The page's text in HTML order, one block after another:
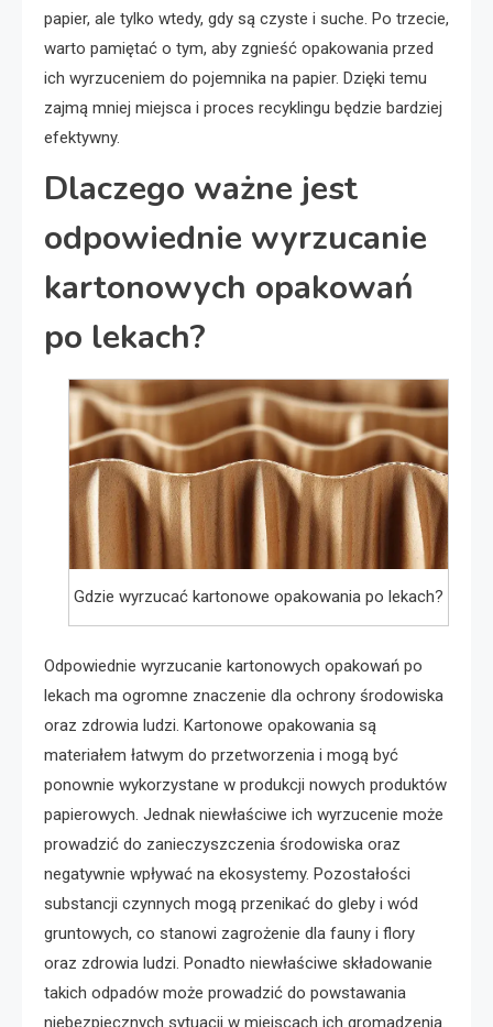
papier, ale tylko wtedy, gdy są czyste i suche. Po trzecie,
warto pamiętać o tym, aby zgnieść opakowania przed
ich wyrzuceniem do pojemnika na papier. Dzięki temu
zajmą mniej miejsca i proces recyklingu będzie bardziej
efektywny.
Dlaczego ważne jest
odpowiednie wyrzucanie
kartonowych opakowań
po lekach?
Gdzie wyrzucać kartonowe opakowania po lekach?
Odpowiednie wyrzucanie kartonowych opakowań po
lekach ma ogromne znaczenie dla ochrony środowiska
oraz zdrowia ludzi. Kartonowe opakowania są
materiałem łatwym do przetworzenia i mogą być
ponownie wykorzystane w produkcji nowych produktów
papierowych. Jednak niewłaściwe ich wyrzucenie może
prowadzić do zanieczyszczenia środowiska oraz
negatywnie wpływać na ekosystemy. Pozostałości
substancji czynnych mogą przenikać do gleby i wód
gruntowych, co stanowi zagrożenie dla fauny i flory
oraz zdrowia ludzi. Ponadto niewłaściwe składowanie
takich odpadów może prowadzić do powstawania
niebezpiecznych sytuacji w miejscach ich gromadzenia.